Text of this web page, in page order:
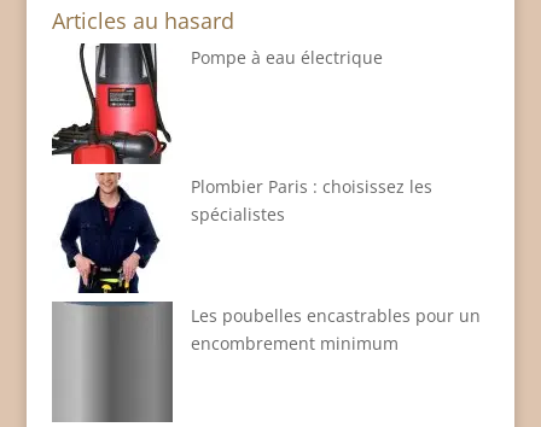
Articles au hasard
Pompe à eau électrique
Plombier Paris : choisissez les
spécialistes
Les poubelles encastrables pour un
encombrement minimum